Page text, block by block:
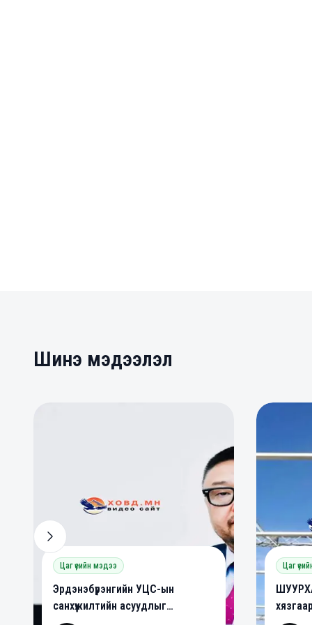
Шинэ мэдээлэл
Цаг үеийн мэдээ
Эрдэнэбүрэнгийн УЦС-ын
санхүүжилтийн асуудлыг
Цаг